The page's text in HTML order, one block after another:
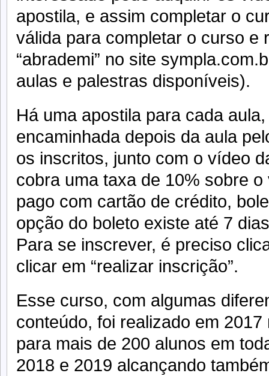
apostila, e assim completar o
válida para completar o curso e
“abrademi” no site
aulas e palestras disponíveis).
Há uma apostila para cada
encaminhada depois da aula
os inscritos, junto com o vídeo
cobra uma taxa de 10% sobre
pago com cartão de crédito,
opção do boleto existe até 7
Para se inscrever, é preciso
clicar em “realizar inscrição”.
Esse curso, com algumas
conteúdo, foi realizado em
para mais de 200 alunos em
2018 e 2019 alcançando